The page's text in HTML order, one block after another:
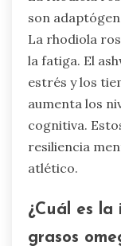
reducir la
investigación
ashwagandha
un mejor
atletas que
pueden
y una
de alta presión.
¿Qué